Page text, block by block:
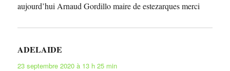
aujourd’hui Arnaud Gordillo maire de estezarques merci
ADELAIDE
23 septembre 2020 à 13 h 25 min